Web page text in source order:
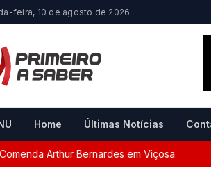
feira, 10 de agosto de 2026
Home Últimas Notícias
Arthur Bernardes em Viçosa